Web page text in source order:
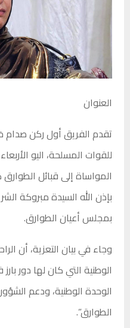
العنوان
تقدم الفريق أول ركن صدام
للقوات المسلحة، اليو
المواساة إلى قبائل
بإذن الله السيدة مبروكة
بمجلس أعيان الطوارق.
وجاء في بيان التعزية، أن
الوطنية التي كان لها دور
الوحدة الوطنية، ودعم
الطوارق”.